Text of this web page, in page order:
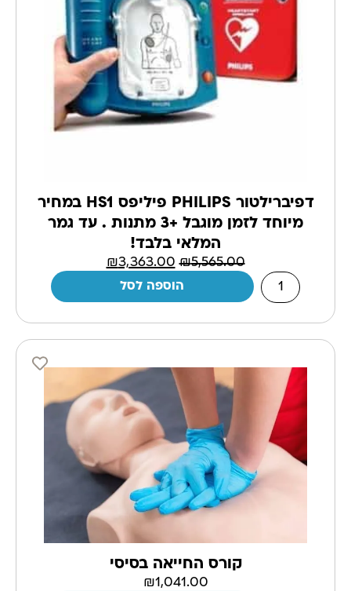
דפיברילטור PHILIPS פיליפס HS1 במחיר
מיוחד לזמן מוגבל +3 מתנות . עד גמר
המלאי בלבד!
₪5,565.00
₪3,363.00
הוספה לסל
קורס החייאה בסיסי
₪1,041.00